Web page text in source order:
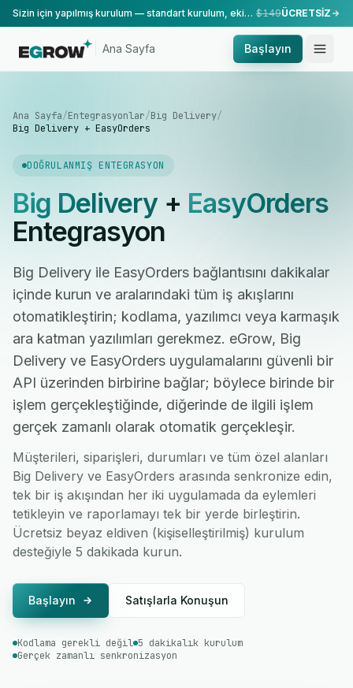
Sizin için yapılmış kurulum — standart kurulum, ekibimiz tarafından yapılır. $149ÜCRETSİZ
Ana Sayfa Başlayın
Ana Sayfa/Entegrasyonlar/Big Delivery/
Big Delivery + EasyOrders
DOĞRULANMIŞ ENTEGRASYON
Big Delivery+ EasyOrders
Entegrasyon
Big Delivery ile EasyOrders bağlantısını dakikalar
içinde kurun ve aralarındaki tüm iş akışlarını
otomatikleştirin; kodlama, yazılımcı veya karmaşık
ara katman yazılımları gerekmez. eGrow, Big
Delivery ve EasyOrders uygulamalarını güvenli bir
API üzerinden birbirine bağlar; böylece birinde bir
işlem gerçekleştiğinde, diğerinde de ilgili işlem
gerçek zamanlı olarak otomatik gerçekleşir.
Müşterileri, siparişleri, durumları ve tüm özel alanları
Big Delivery ve EasyOrders arasında senkronize edin,
tek bir iş akışından her iki uygulamada da eylemleri
tetikleyin ve raporlamayı tek bir yerde birleştirin.
Ücretsiz beyaz eldiven (kişiselleştirilmiş) kurulum
desteğiyle 5 dakikada kurun.
Başlayın Satışlarla Konuşun
Kodlama gerekli değil 5 dakikalık kurulum
Gerçek zamanlı senkronizasyon